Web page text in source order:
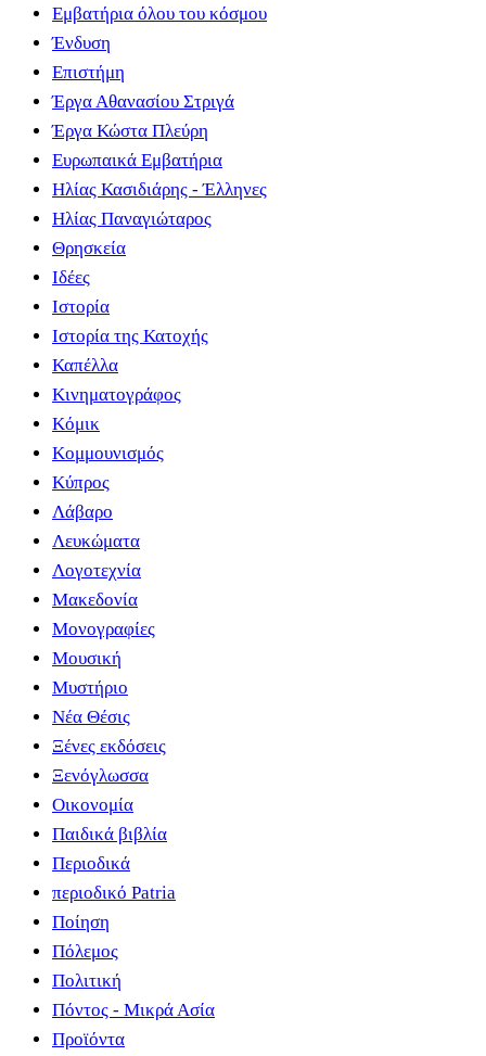
Εμβατήρια όλου του κόσμου
Ένδυση
Επιστήμη
Έργα Αθανασίου Στριγά
Έργα Κώστα Πλεύρη
Ευρωπαικά Εμβατήρια
Ηλίας Κασιδιάρης - Έλληνες
Ηλίας Παναγιώταρος
Θρησκεία
Ιδέες
Ιστορία
Ιστορία της Κατοχής
Καπέλλα
Κινηματογράφος
Κόμικ
Κομμουνισμός
Κύπρος
Λάβαρο
Λευκώματα
Λογοτεχνία
Μακεδονία
Μονογραφίες
Μουσική
Μυστήριο
Νέα Θέσις
Ξένες εκδόσεις
Ξενόγλωσσα
Οικονομία
Παιδικά βιβλία
Περιοδικά
περιοδικό Patria
Ποίηση
Πόλεμος
Πολιτική
Πόντος - Μικρά Ασία
Προϊόντα